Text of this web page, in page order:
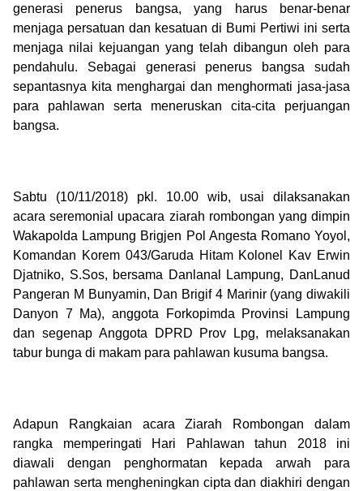
generasi penerus bangsa, yang harus benar-benar
menjaga persatuan dan kesatuan di Bumi Pertiwi ini serta
menjaga nilai kejuangan yang telah dibangun oleh para
pendahulu. Sebagai generasi penerus bangsa sudah
sepantasnya kita menghargai dan menghormati jasa-jasa
para pahlawan serta meneruskan cita-cita perjuangan
bangsa.
Sabtu (10/11/2018) pkl. 10.00 wib, usai dilaksanakan
acara seremonial upacara ziarah rombongan yang dimpin
Wakapolda Lampung Brigjen Pol Angesta Romano Yoyol,
Komandan Korem 043/Garuda Hitam Kolonel Kav Erwin
Djatniko, S.Sos, bersama Danlanal Lampung, DanLanud
Pangeran M Bunyamin, Dan Brigif 4 Marinir (yang diwakili
Danyon 7 Ma), anggota Forkopimda Provinsi Lampung
dan segenap Anggota DPRD Prov Lpg, melaksanakan
tabur bunga di makam para pahlawan kusuma bangsa.
Adapun Rangkaian acara Ziarah Rombongan dalam
rangka memperingati Hari Pahlawan tahun 2018 ini
diawali dengan penghormatan kepada arwah para
pahlawan serta mengheningkan cipta dan diakhiri dengan